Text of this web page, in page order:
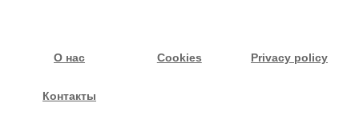
О нас Cookies Privacy policy
Контакты